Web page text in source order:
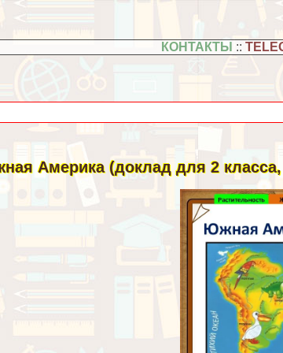
КОНТАКТЫ ::
Америка (доклад для 2